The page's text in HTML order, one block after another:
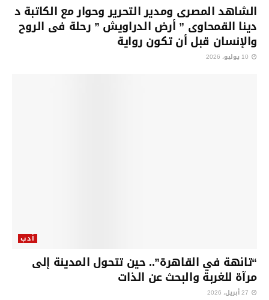
الشاهد المصرى ومدير التحرير وحوار مع الكاتبة د
دينا القمحاوى ” أرض الدراويش ” رحلة فى الروح
والإنسان قبل أن تكون رواية
أدب
“تائهة في القاهرة”.. حين تتحول المدينة إلى
مرآة للغربة والبحث عن الذات